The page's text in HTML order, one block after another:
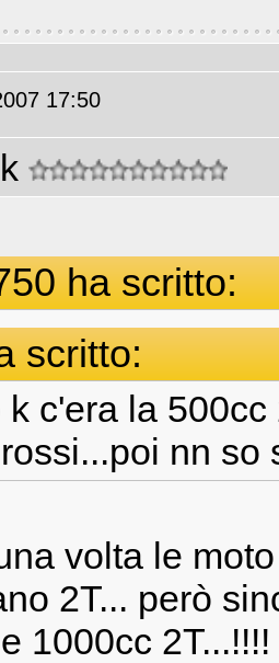
17:50
ha scritto:
scritto:
k c'era la
nn so
volta le
2T... però
1000cc 2T...!!!!